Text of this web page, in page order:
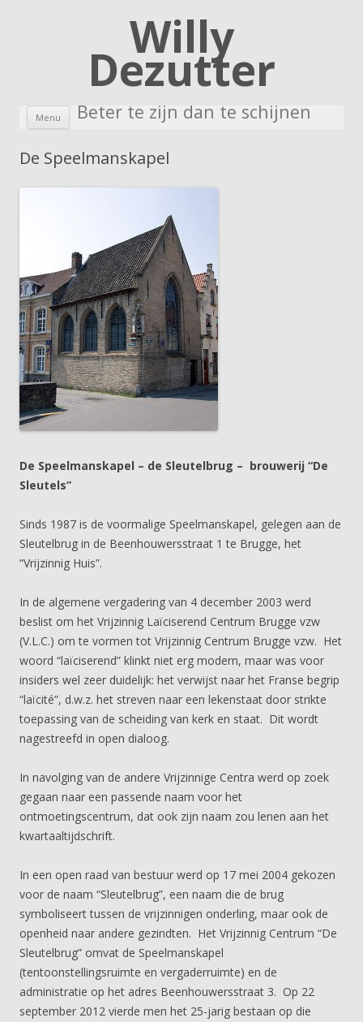
Willy
Dezutter
Beter te zijn dan te schijnen
Menu Skip to content
De Speelmanskapel
De Speelmanskapel – de Sleutelbrug – brouwerij “De
Sleutels”
Sinds 1987 is de voormalige Speelmanskapel, gelegen aan de
Sleutelbrug in de Beenhouwersstraat 1 te Brugge, het
“Vrijzinnig Huis”.
In de algemene vergadering van 4 december 2003 werd
beslist om het Vrijzinnig Laïciserend Centrum Brugge vzw
(V.L.C.) om te vormen tot Vrijzinnig Centrum Brugge vzw. Het
woord “laïciserend” klinkt niet erg modern, maar was voor
insiders wel zeer duidelijk: het verwijst naar het Franse begrip
“laïcité”, d.w.z. het streven naar een lekenstaat door strikte
toepassing van de scheiding van kerk en staat. Dit wordt
nagestreefd in open dialoog.
In navolging van de andere Vrijzinnige Centra werd op zoek
gegaan naar een passende naam voor het
ontmoetingscentrum, dat ook zijn naam zou lenen aan het
kwartaaltijdschrift.
In een open raad van bestuur werd op 17 mei 2004 gekozen
voor de naam “Sleutelbrug”, een naam die de brug
symboliseert tussen de vrijzinnigen onderling, maar ook de
openheid naar andere gezindten. Het Vrijzinnig Centrum “De
Sleutelbrug” omvat de Speelmanskapel
(tentoonstellingsruimte en vergaderruimte) en de
administratie op het adres Beenhouwersstraat 3. Op 22
september 2012 vierde men het 25-jarig bestaan op die